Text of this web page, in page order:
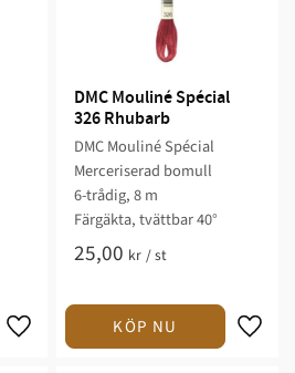
DMC Mouliné Spécial
326 Rhubarb
DMC Mouliné Spécial
Merceriserad bomull
6-trådig, 8 m
Färgäkta, tvättbar 40°
25,00 kr /st